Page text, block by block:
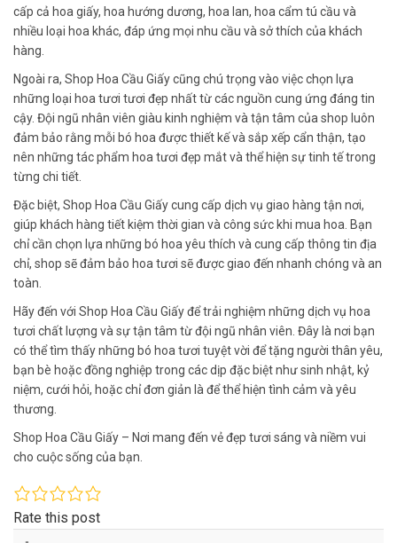
cấp cả hoa giấy, hoa hướng dương, hoa lan, hoa cẩm tú cầu và
nhiều loại hoa khác, đáp ứng mọi nhu cầu và sở thích của khách
hàng.
Ngoài ra, Shop Hoa Cầu Giấy cũng chú trọng vào việc chọn lựa
những loại hoa tươi tươi đẹp nhất từ các nguồn cung ứng đáng tin
cậy. Đội ngũ nhân viên giàu kinh nghiệm và tận tâm của shop luôn
đảm bảo rằng mỗi bó hoa được thiết kế và sắp xếp cẩn thận, tạo
nên những tác phẩm hoa tươi đẹp mắt và thể hiện sự tinh tế trong
từng chi tiết.
Đặc biệt, Shop Hoa Cầu Giấy cung cấp dịch vụ giao hàng tận nơi,
giúp khách hàng tiết kiệm thời gian và công sức khi mua hoa. Bạn
chỉ cần chọn lựa những bó hoa yêu thích và cung cấp thông tin địa
chỉ, shop sẽ đảm bảo hoa tươi sẽ được giao đến nhanh chóng và an
toàn.
Hãy đến với Shop Hoa Cầu Giấy để trải nghiệm những dịch vụ hoa
tươi chất lượng và sự tận tâm từ đội ngũ nhân viên. Đây là nơi bạn
có thể tìm thấy những bó hoa tươi tuyệt vời để tặng người thân yêu,
bạn bè hoặc đồng nghiệp trong các dịp đặc biệt như sinh nhật, kỷ
niệm, cưới hỏi, hoặc chỉ đơn giản là để thể hiện tình cảm và yêu
thương.
Shop Hoa Cầu Giấy – Nơi mang đến vẻ đẹp tươi sáng và niềm vui
cho cuộc sống của bạn.
Rate this post